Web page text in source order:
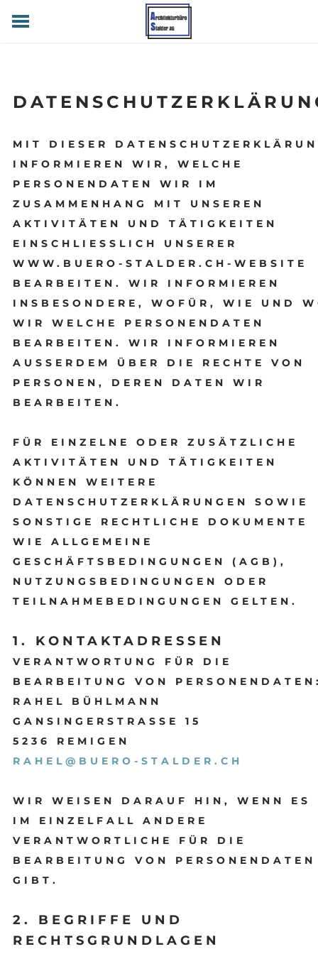
JOBS
MIT DIESER
INFORMIEREN WIR, WELCHE
PERSONENDATEN WIR IM
ZUSAMMENHANG MIT UNSEREN
AKTIVITÄTEN UND TÄTIGKEITEN
EINSCHLIESSLICH UNSERER
WWW.BUERO-STALDER.CH-WEBSITE
BEARBEITEN. WIR INFORMIEREN
INSBESONDERE, WOFÜR, WIE UND
WIR WELCHE PERSONENDATEN
BEARBEITEN. WIR INFORMIEREN
AUSSERDEM ÜBER DIE RECHTE VON
PERSONEN, DEREN DATEN WIR
BEARBEITEN.
FÜR EINZELNE ODER ZUSÄTZLICHE
AKTIVITÄTEN UND TÄTIGKEITEN
KÖNNEN WEITERE
DATENSCHUTZERKLÄRUNGEN SOWIE
SONSTIGE RECHTLICHE DOKUMENTE
WIE ALLGEMEINE
GESCHÄFTSBEDINGUNGEN (AGB),
NUTZUNGSBEDINGUNGEN ODER
TEILNAHMEBEDINGUNGEN GELTEN.
1. KONTAKTADRESSEN
VERANTWORTUNG FÜR DIE
BEARBEITUNG VON
RAHEL BÜHLMANN
GANSINGERSTRASSE 15
5236 REMIGEN
RAHEL@BUERO-STALDER.CH
WIR WEISEN DARAUF HIN, WENN ES
IM EINZELFALL ANDERE
VERANTWORTLICHE FÜR DIE
BEARBEITUNG VON PERSONENDATEN
GIBT.
2. BEGRIFFE UND
RECHTSGRUNDLAGEN